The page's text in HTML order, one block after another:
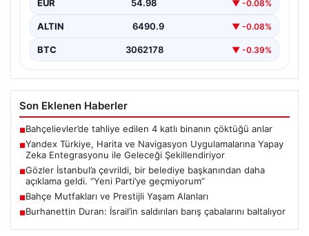
bir adım atarak, en popüler harita ve navigasyon…
EUR 54.98 ▼ -0.08%
ALTIN 6490.9 ▼ -0.08%
BTC 3062178 ▼ -0.39%
Son Eklenen Haberler
■Bahçelievler’de tahliye edilen 4 katlı binanın çöktüğü anlar
■Yandex Türkiye, Harita ve Navigasyon Uygulamalarına Yapay
Zeka Entegrasyonu ile Geleceği Şekillendiriyor
■Gözler İstanbul’a çevrildi, bir belediye başkanından daha
açıklama geldi. “Yeni Parti’ye geçmiyorum”
■Bahçe Mutfakları ve Prestijli Yaşam Alanları
■Burhanettin Duran: İsrail’in saldırıları barış çabalarını baltalıyor